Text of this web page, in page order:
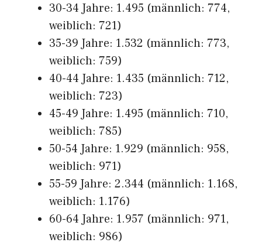
30-34 Jahre: 1.495 (männlich: 774,
weiblich: 721)
35-39 Jahre: 1.532 (männlich: 773,
weiblich: 759)
40-44 Jahre: 1.435 (männlich: 712,
weiblich: 723)
45-49 Jahre: 1.495 (männlich: 710,
weiblich: 785)
50-54 Jahre: 1.929 (männlich: 958,
weiblich: 971)
55-59 Jahre: 2.344 (männlich: 1.168,
weiblich: 1.176)
60-64 Jahre: 1.957 (männlich: 971,
weiblich: 986)